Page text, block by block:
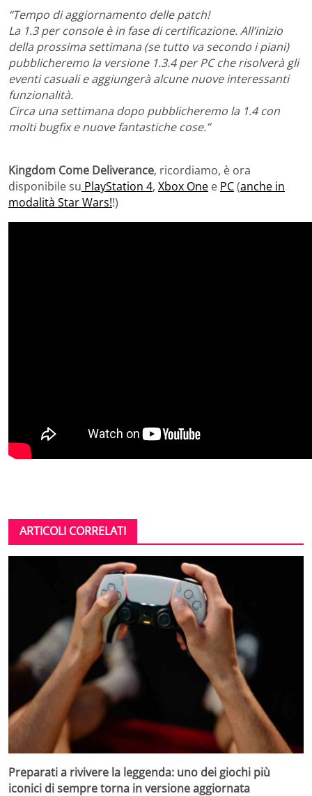
“Tempo di aggiornamento delle patch!
La 1.3 per console è in fase di certificazione. All’inizio
della prossima settimana (se tutto va secondo i piani)
pubblicheremo la versione 1.3.4 per PC che risolverà gli
eventi casuali e aggiungerà alcune nuove interessanti
funzionalità.
Circa una settimana dopo pubblicheremo la 1.4 con
molti bugfix e nuove fantastiche cose.”
Kingdom Come Deliverance, ricordiamo, è ora
disponibile su PlayStation 4, Xbox One e PC(anche in
modalità Star Wars!!)
ARTICOLI CORRELATI
Preparati a rivivere la leggenda: uno dei giochi più
iconici di sempre torna in versione aggiornata